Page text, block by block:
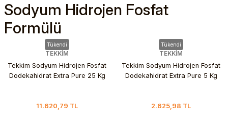
Sodyum Hidrojen Fosfat
Formülü
Tükendi
TEKKİM
Tekkim Sodyum Hidrojen Fosfat
Dodekahidrat Extra Pure 25 Kg
11.620,79 TL
Tükendi
TEKKİM
Tekkim Sodyum Hidrojen Fosfat
Dodekahidrat Extra Pure 5 Kg
2.625,98 TL